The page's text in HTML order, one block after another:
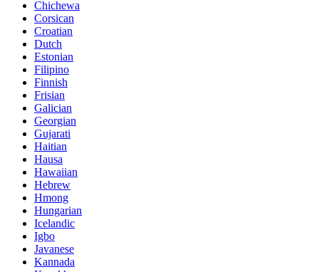
Chichewa
Corsican
Croatian
Dutch
Estonian
Filipino
Finnish
Frisian
Galician
Georgian
Gujarati
Haitian
Hausa
Hawaiian
Hebrew
Hmong
Hungarian
Icelandic
Igbo
Javanese
Kannada